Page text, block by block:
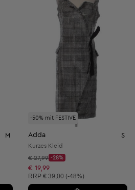
M
-50% mit FESTIVE
Adda S
Kurzes Kleid
Startpreis:
€ 27,99
Discount Price:
-28%
Reduzierter Preis:
€ 19,99
Unverbindliche Preisempfehlung:
RRP € 39,00 (-48%)